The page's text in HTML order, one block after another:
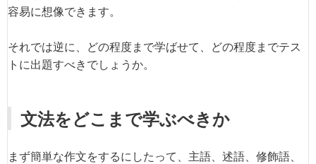
容易に想像できます。
それでは逆に、どの程度まで学ばせて、どの程度までテス
トに出題すべきでしょうか。
文法をどこまで学ぶべきか
まず簡単な作文をするにしたって、主語、述語、修飾語、